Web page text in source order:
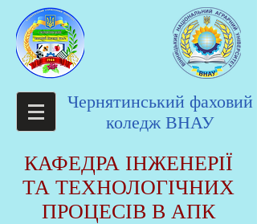
Чернятинський фаховий
коледж ВНАУ
КАФЕДРА ІНЖЕНЕРІЇ
ТА ТЕХНОЛОГІЧНИХ
ПРОЦЕСІВ В АПК